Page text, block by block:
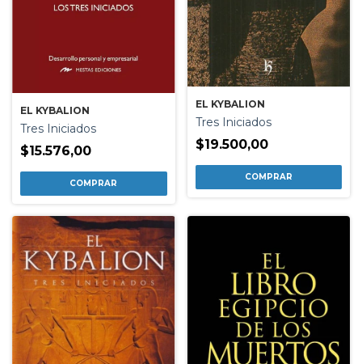
EL KYBALION
Tres Iniciados
$15.576,00
EL KYBALION
Tres Iniciados
$19.500,00